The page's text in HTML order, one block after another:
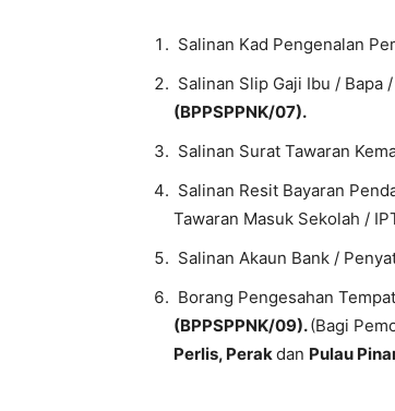
Salinan Kad Pengenalan
Salinan Slip Gaji Ibu / Bapa
(BPPSPPNK/07).
Salinan Surat Tawaran
Salinan Resit Bayaran
Tawaran Masuk Sekolah /
Salinan Akaun Bank /
Borang Pengesahan
(BPPSPPNK/09).(Bagi
Perlis, Perakdan Pulau